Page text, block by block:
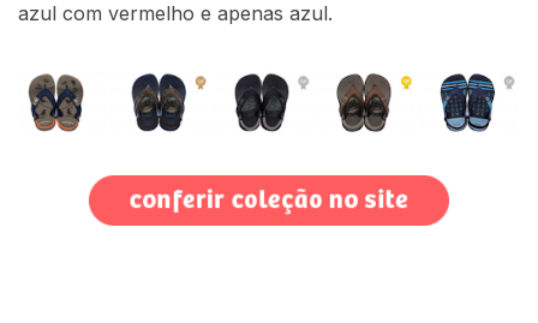
azul com vermelho e apenas azul.